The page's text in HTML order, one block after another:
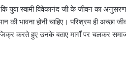
युवा स्वामी विवेकानंद जी के जीवन का
भावना होनी चाहिए। परिश्रम ही अच्छा
करते हुए उनके बताए मार्गों पर चलकर